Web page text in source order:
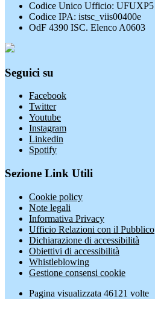
Codice Unico Ufficio: UFUXP5
Codice IPA: istsc_viis00400e
OdF 4390 ISC. Elenco A0603
Seguici su
Facebook
Twitter
Youtube
Instagram
Linkedin
Spotify
Sezione Link Utili
Cookie policy
Note legali
Informativa Privacy
Ufficio Relazioni con il Pubblico
Dichiarazione di accessibilità
Obiettivi di accessibilità
Whistleblowing
Gestione consensi cookie
Pagina visualizzata 46121 volte